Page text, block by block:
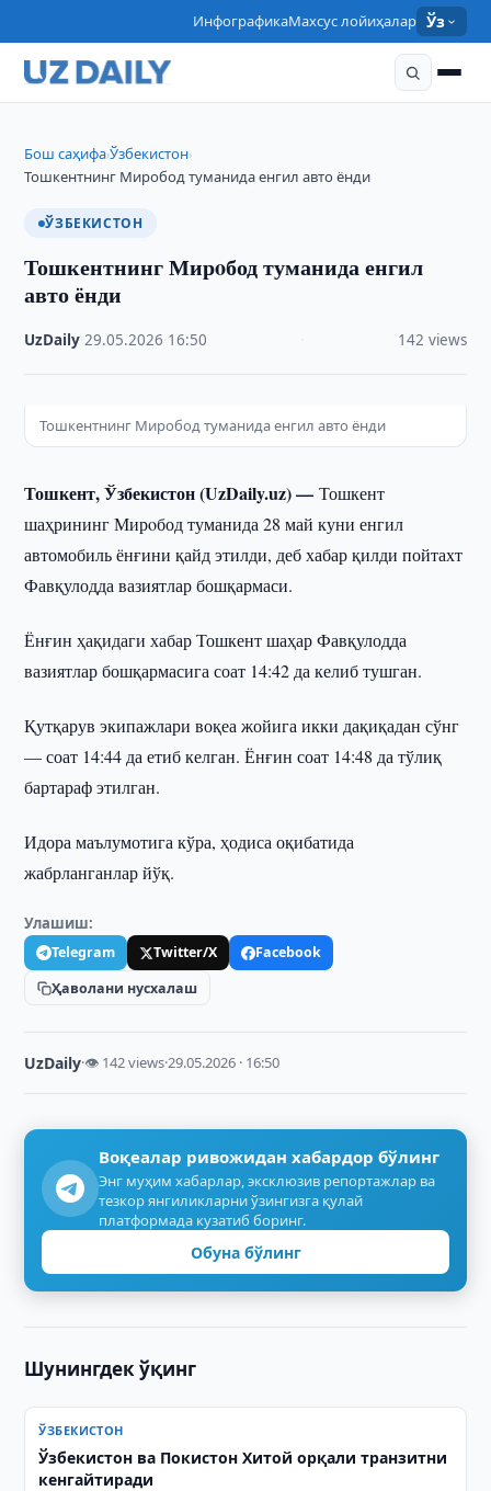
ИнфографикаМахсус лойиҳалар Ўз
Бош саҳифа›Ўзбекистон›
Тошкентнинг Мирoбод туманида енгил авто ёнди
ЎЗБЕКИСТОН
Тошкентнинг Мирoбод туманида енгил
авто ёнди
UzDaily ·29.05.2026 16:50 142 views
Тошкентнинг Мирoбод туманида енгил авто ёнди
Тошкент, Ўзбекистон (UzDaily.uz) —Тошкент
шаҳрининг Мирoбод туманида 28 май куни енгил
автомобиль ёнғини қайд этилди, деб хабар қилди пойтахт
Фавқулодда вазиятлар бошқармаси.
Ёнғин ҳақидаги хабар Тошкент шаҳар Фавқулодда
вазиятлар бошқармасига соат 14:42 да келиб тушган.
Қутқарув экипажлари воқеа жойига икки дақиқадан сўнг
— соат 14:44 да етиб келган. Ёнғин соат 14:48 да тўлиқ
бартараф этилган.
Идора маълумотига кўра, ҳодиса оқибатида
жабрланганлар йўқ.
Улашиш:
Telegram Twitter/X
Facebook
Ҳаволани нусхалаш
UzDaily·👁 142 views·29.05.2026 · 16:50
Воқеалар ривожидан хабардор бўлинг
Энг муҳим хабарлар, эксклюзив репортажлар ва
тезкор янгиликларни ўзингизга қулай
платформада кузатиб боринг.
Обуна бўлинг
Шунингдек ўқинг
ЎЗБЕКИСТОН
Ўзбекистон ва Покистон Хитой орқали транзитни
кенгайтиради